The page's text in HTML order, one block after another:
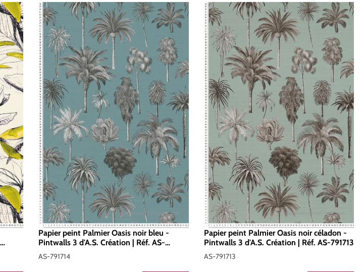
Papier peint Palmier Oasis noir bleu -
Pintwalls 3 d'A.S. Création | Réf. AS-
791714
AS-791714
Papier peint Palmier Oasis noir céladon -
Pintwalls 3 d'A.S. Création | Réf. AS-791713
AS-791713